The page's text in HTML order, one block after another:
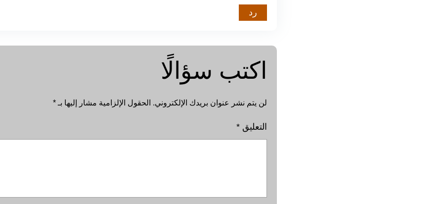
رد
اكتب سؤالًا
لن يتم نشر عنوان بريدك الإلكتروني. الحقول الإلزامية مشار إليها بـ *
التعليق *